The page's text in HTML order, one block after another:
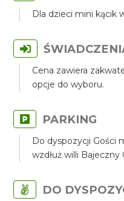
Dla dzieci mini kącik
Cena zawiera
opcje do wyboru.
PARKING
Do dyspozycji Gości
wzdłuż willi Bajeczny
DO